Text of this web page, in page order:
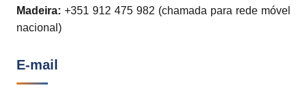
Madeira: +351 912 475 982 (chamada para rede móvel
nacional)
E-mail